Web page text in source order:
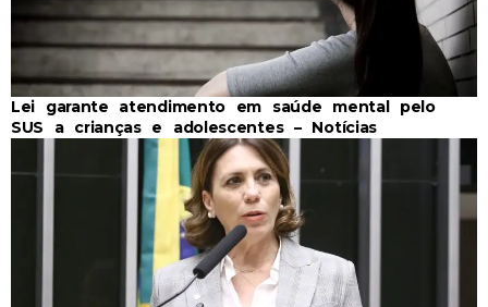
Lei garante atendimento em saúde mental pelo
SUS a crianças e adolescentes – Notícias